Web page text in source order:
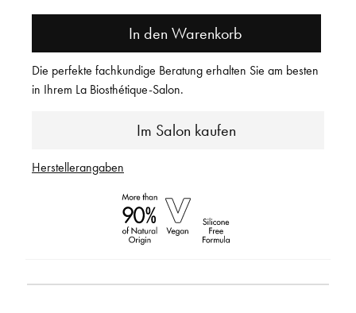
In den Warenkorb
Im Salon kaufen
Die perfekte fachkundige Beratung erhalten Sie am besten
in Ihrem La Biosthétique-Salon.
Herstellerangaben